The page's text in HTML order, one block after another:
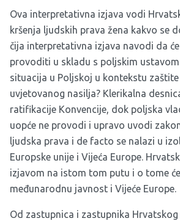
Ova interpretativna izjava vodi
kršenja ljudskih prava žena kakvo se
čija interpretativna izjava navodi da
provoditi u skladu s poljskim
situacija u Poljskoj u kontekstu
uvjetovanog nasilja? Klerikalna
ratifikacije Konvencije, dok poljska
uopće ne provodi i upravo uvodi
ljudska prava i de facto se nalazi u
Europske unije i Vijeća Europe.
izjavom na istom tom putu i o tome
međunarodnu javnost i Vijeće Europe.
Od zastupnica i zastupnika